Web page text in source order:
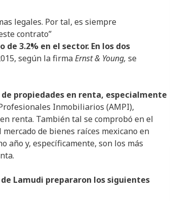
legales. Por tal, es siempre
contrato”
3.2% en el sector. En los dos
según la firmaErnst & Young, se
propiedades en renta, especialmente
Inmobiliarios (AMPI),
renta. También tal se comprobó en el
de bienes raíces mexicano en
año y, específicamente, son los más
Lamudi prepararon los siguientes